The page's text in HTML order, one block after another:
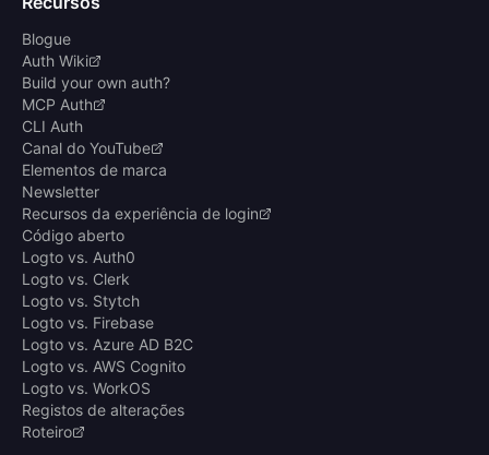
Blogue
Auth Wiki
Build your own auth?
MCP Auth
CLI Auth
Canal do YouTube
Elementos de marca
Newsletter
Recursos da experiência de login
Código aberto
Logto vs. Auth0
Logto vs. Clerk
Logto vs. Stytch
Logto vs. Firebase
Logto vs. Azure AD B2C
Logto vs. AWS Cognito
Logto vs. WorkOS
Registos de alterações
Roteiro